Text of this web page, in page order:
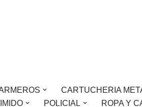
CARTUCHERIA
POLICIAL ROPA Y